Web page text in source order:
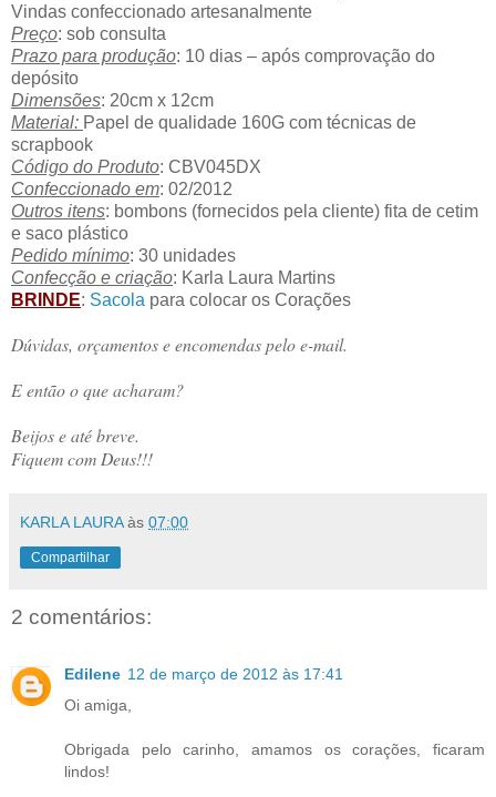
Vindas confeccionado artesanalmente
Preço: sob consulta
Prazo para produção: 10 dias – após comprovação do
depósito
Dimensões: 20cm x 12cm
Material: Papel de qualidade 160G com técnicas de
scrapbook
Código do Produto: CBV045DX
Confeccionado em: 02/2012
Outros itens: bombons (fornecidos pela cliente) fita de cetim
e saco plástico
Pedido mínimo: 30 unidades
Confecção e criação: Karla Laura Martins
BRINDE: Sacola para colocar os Corações
Dúvidas, orçamentos e encomendas pelo e-mail.
E então o que acharam?
Beijos e até breve.
Fiquem com Deus!!!
KARLA LAURA às 07:00
Compartilhar
2 comentários:
Edilene 12 de março de 2012 às 17:41
Oi amiga,
Obrigada pelo carinho, amamos os corações, ficaram
lindos!